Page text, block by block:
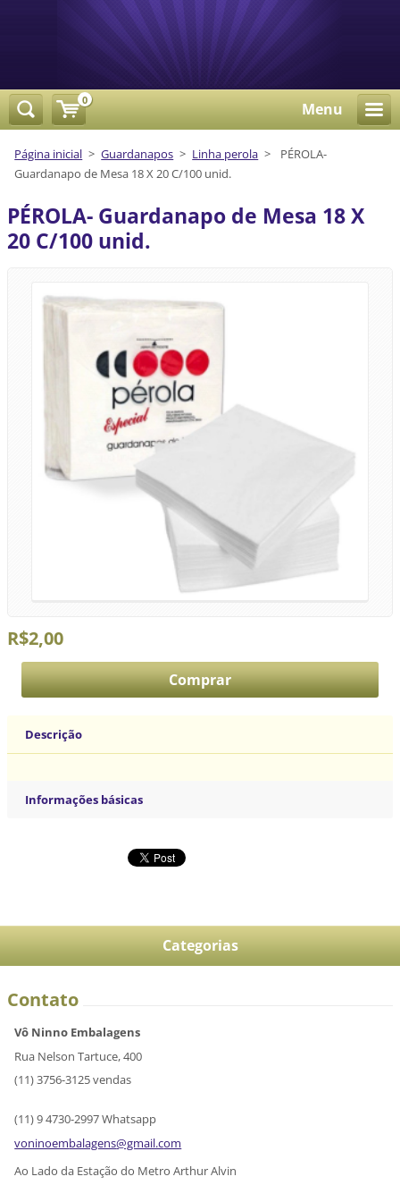
Menu
Página inicial > Guardanapos > Linha perola >
PÉROLA-
Guardanapo de Mesa 18 X 20 C/100 unid.
PÉROLA- Guardanapo de Mesa 18 X
20 C/100 unid.
R$2,00
Descrição
Informações básicas
Categorias
Contato
Vô Ninno Embalagens
Rua Nelson Tartuce, 400
(11) 3756-3125 vendas
(11) 9 4730-2997 Whatsapp
voninoembalagens@gmail.com
Ao Lado da Estação do Metro Arthur Alvin
0